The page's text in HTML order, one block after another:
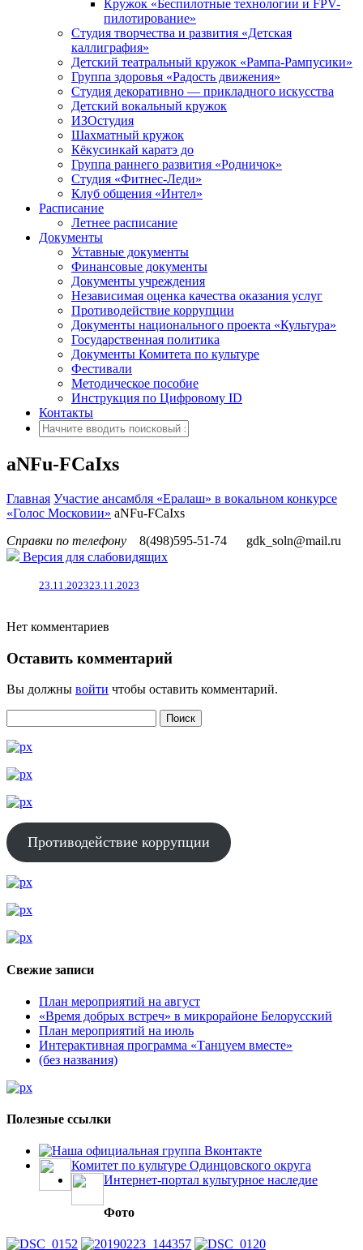
Кружок «Беспилотные технологии и FPV-
пилотирование»
Студия творчества и развития «Детская
каллиграфия»
Детский театральный кружок «Рампа-Рампусики»
Группа здоровья «Радость движения»
Студия декоративно — прикладного искусства
Детский вокальный кружок
ИЗОстудия
Шахматный кружок
Кёкусинкай каратэ до
Группа раннего развития «Родничок»
Cтудия «Фитнес-Леди»
Клуб общения «Интел»
Расписание
Летнее расписание
Документы
Уставные документы
Финансовые документы
Документы учреждения
Независимая оценка качества оказания услуг
Противодействие коррупции
Документы национального проекта «Культура»
Государственная политика
Документы Комитета по культуре
Фестивали
Методическое пособие
Инструкция по Цифровому ID
Контакты
aNFu-FCaIxs
Главная Участие ансамбля «Ералаш» в вокальном конкурсе
«Голос Московии» aNFu-FCaIxs
Справки по телефону
8(498)595-51-74
gdk_soln@mail.ru
Версия для слабовидящих
23.11.202323.11.2023
Нет комментариев
Оставить комментарий
Вы должны войти чтобы оставить комментарий.
Противодействие коррупции
Свежие записи
План мероприятий на август
«Время добрых встреч» в микрорайоне Белорусский
План мероприятий на июль
Интерактивная программа «Танцуем вместе»
(без названия)
Полезные ссылки
Наша официальная группа Вконтакте
Комитет по культуре Одинцовского округа
Интернет-портал культурное наследие
Фото